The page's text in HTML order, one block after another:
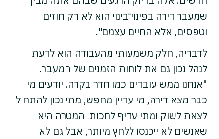
שמעבר דירה בפינוי־בינוי הוא לא רק חוזים
וטפסים, אלא החיים עצמם".
לדבריה, חלק משמעותי מהעבודה הוא לדעת
לנהל נכון גם את לוחות הזמנים של המעבר.
"אנחנו ממש עובדים כמו חדר בקרה. יודעים מי
כבר מצא דירה, מי עדיין מחפש, מתי נכון להתחיל
לצאת לשוק ומתי עדיף לחכות. המטרה היא
שאנשים לא ייכנסו ללחץ מיותר, אבל גם לא